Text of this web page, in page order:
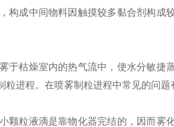
构成中间物料因触摸较多黏合剂构成
于枯燥室内的热气流中，使水分敏捷
进程。在喷雾制粒进程中常见的问题
颗粒液滴是靠物化器完结的，因而雾